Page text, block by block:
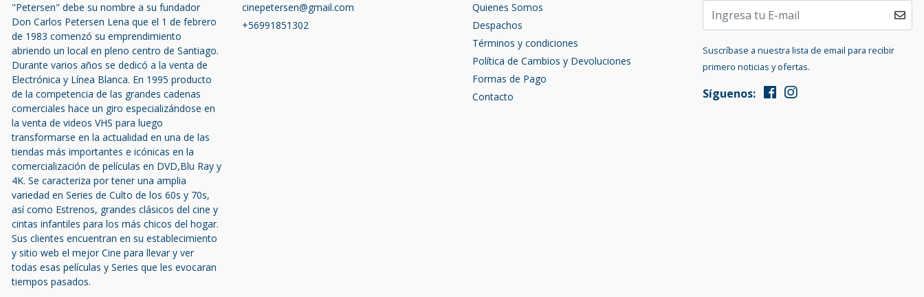
"Petersen" debe su nombre a su fundador
Don Carlos Petersen Lena que el 1 de febrero
de 1983 comenzó su emprendimiento
abriendo un local en pleno centro de Santiago.
Durante varios años se dedicó a la venta de
Electrónica y Línea Blanca. En 1995 producto
de la competencia de las grandes cadenas
comerciales hace un giro especializándose en
la venta de videos VHS para luego
transformarse en la actualidad en una de las
tiendas más importantes e icónicas en la
comercialización de películas en DVD,Blu Ray y
4K. Se caracteriza por tener una amplia
variedad en Series de Culto de los 60s y 70s,
así como Estrenos, grandes clásicos del cine y
cintas infantiles para los más chicos del hogar.
Sus clientes encuentran en su establecimiento
y sitio web el mejor Cine para llevar y ver
todas esas películas y Series que les evocaran
tiempos pasados.
cinepetersen@gmail.com
+56991851302
Quienes Somos
Despachos
Términos y condiciones
Política de Cambios y Devoluciones
Formas de Pago
Contacto
Suscríbase a nuestra lista de email para recibir
primero noticias y ofertas.
Síguenos: